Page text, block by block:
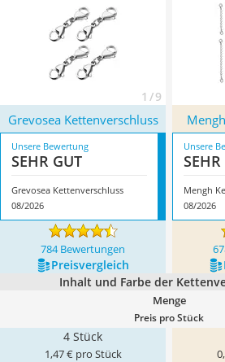
das ModellGrevosea Kettenverschluss
Eigenschaften.
1 / 9
Grevosea Kettenverschluss
Unsere Bewertung
SEHR GUT
Grevosea Kettenverschluss
08/2026
Unsere
Mengh
08/2026
784 Bewertungen
Preis­vergleich
Inhalt und Farbe der
Menge
Preis pro Stück
4 Stück
1,47 € pro Stück